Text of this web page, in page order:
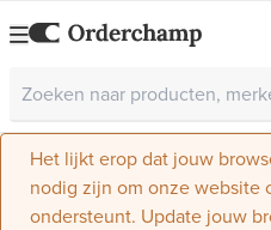
Het lijkt erop dat jouw
nodig zijn om onze website
ondersteunt. Update jouw